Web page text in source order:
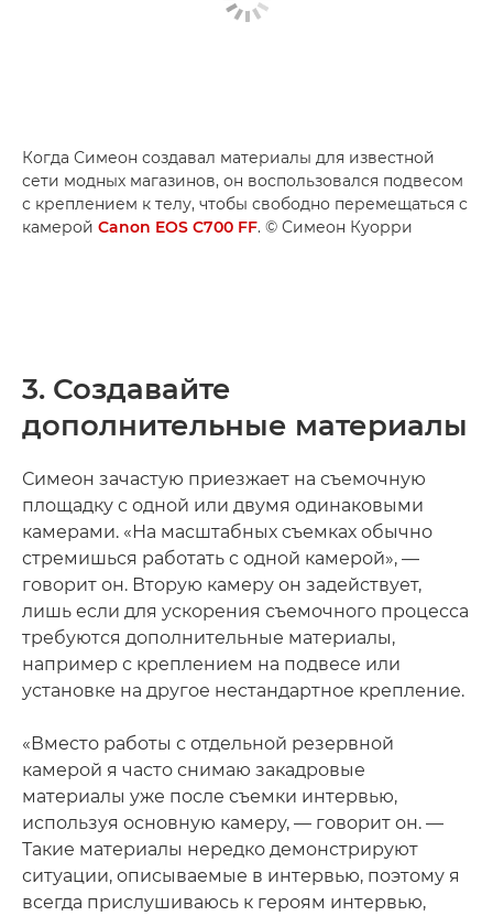
Когда Симеон создавал материалы для известной
сети модных магазинов, он воспользовался подвесом
с креплением к телу, чтобы свободно перемещаться с
камерой Canon EOS C700 FF. © Симеон Куорри
3. Создавайте
дополнительные материалы
Симеон зачастую приезжает на съемочную
площадку с одной или двумя одинаковыми
камерами. «На масштабных съемках обычно
стремишься работать с одной камерой», —
говорит он. Вторую камеру он задействует,
лишь если для ускорения съемочного процесса
требуются дополнительные материалы,
например с креплением на подвесе или
установке на другое нестандартное крепление.
«Вместо работы с отдельной резервной
камерой я часто снимаю закадровые
материалы уже после съемки интервью,
используя основную камеру, — говорит он. —
Такие материалы нередко демонстрируют
ситуации, описываемые в интервью, поэтому я
всегда прислушиваюсь к героям интервью,